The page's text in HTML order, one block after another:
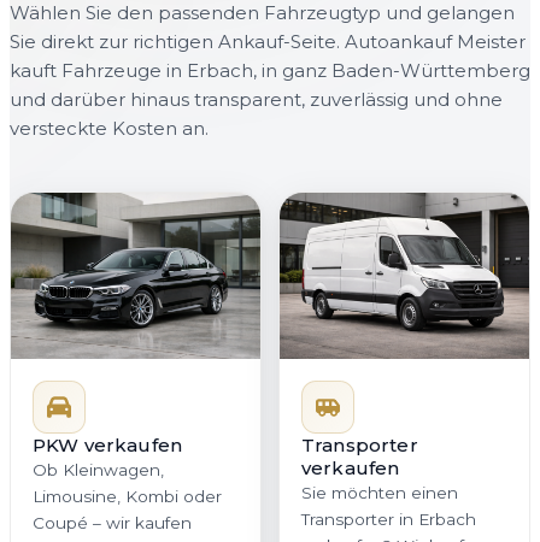
Wählen Sie den passenden Fahrzeugtyp und gelangen
Sie direkt zur richtigen Ankauf-Seite. Autoankauf Meister
kauft Fahrzeuge in Erbach, in ganz Baden-Württemberg
und darüber hinaus transparent, zuverlässig und ohne
versteckte Kosten an.
PKW verkaufen
Ob Kleinwagen,
Limousine, Kombi oder
Coupé – wir kaufen
Transporter
verkaufen
Sie möchten einen
Transporter in Erbach